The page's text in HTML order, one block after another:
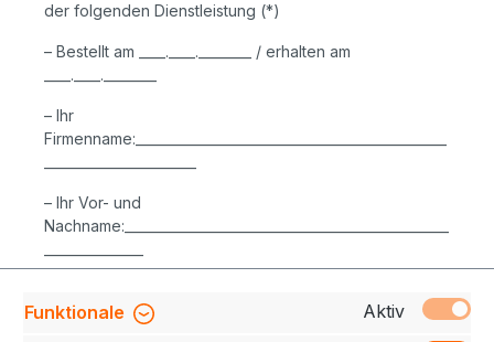
der folgenden Dienstleistung (*)
– Bestellt am ____.____.________ / erhalten am
____.____.________
– Ihr
Firmenname:
– Ihr Vor- und
Nachname:
Anschrift: ___________________________________________________
Funktionale
Aktiv